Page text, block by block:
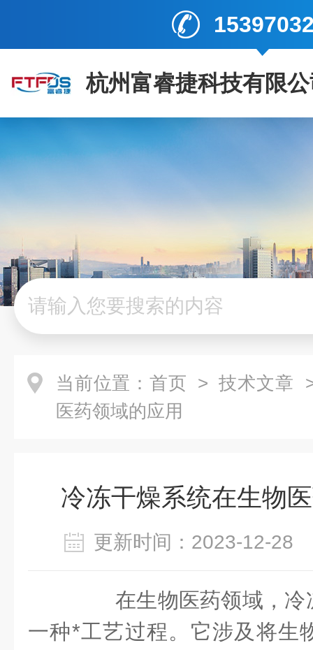
杭州富睿捷科技有限
当前位置： 首页 > 技术文章
医药领域的应用
冷冻干燥系统在生物
更新时间：2023-12-
在生物医药领域，冷
一种*工艺过程。它涉及将生